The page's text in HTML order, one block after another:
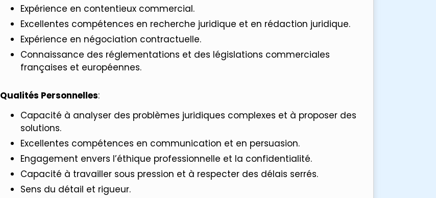
Expérience en contentieux commercial.
Excellentes compétences en recherche juridique et en rédaction juridique.
Expérience en négociation contractuelle.
Connaissance des réglementations et des législations commerciales
françaises et européennes.
Qualités Personnelles:
Capacité à analyser des problèmes juridiques complexes et à proposer des
solutions.
Excellentes compétences en communication et en persuasion.
Engagement envers l’éthique professionnelle et la confidentialité.
Capacité à travailler sous pression et à respecter des délais serrés.
Sens du détail et rigueur.